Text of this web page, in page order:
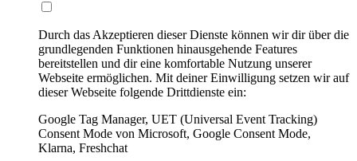
Durch das Akzeptieren dieser Dienste können wir dir über die
grundlegenden Funktionen hinausgehende Features
bereitstellen und dir eine komfortable Nutzung unserer
Webseite ermöglichen. Mit deiner Einwilligung setzen wir auf
dieser Webseite folgende Drittdienste ein:
Google Tag Manager, UET (Universal Event Tracking)
Consent Mode von Microsoft, Google Consent Mode,
Klarna, Freshchat